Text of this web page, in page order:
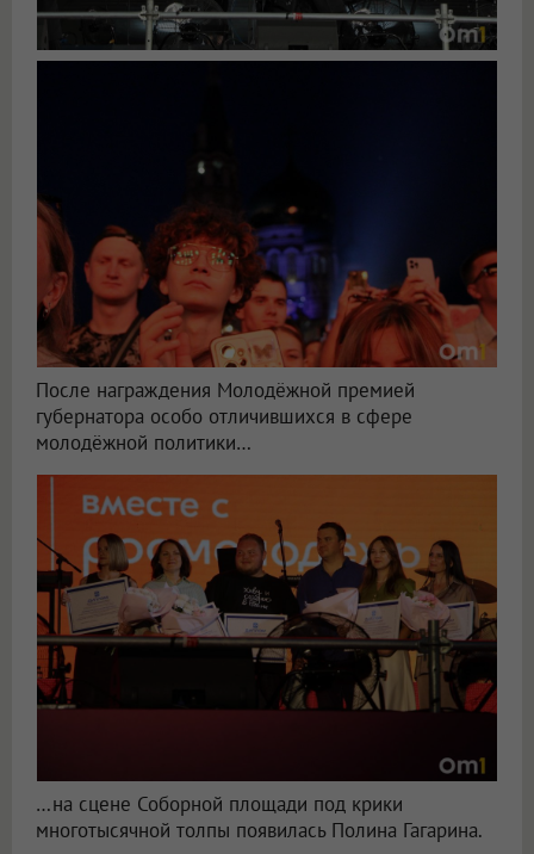
После награждения Молодёжной премией
губернатора особо отличившихся в сфере
молодёжной политики…
…на сцене Соборной площади под крики
многотысячной толпы появилась Полина Гагарина.